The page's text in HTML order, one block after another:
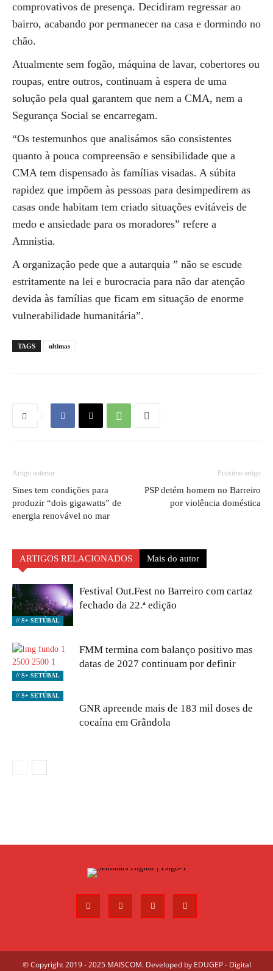
comprovativos de presença. Decidiram regressar ao
bairro, acabando por permanecer na casa e dormindo no
chão.
Atualmente sem fogão, máquina de lavar, cobertores ou
roupas, entre outros, continuam à espera de uma
solução pela qual garantem que nem a CMA, nem a
Segurança Social se encarregam.
“Os testemunhos que analisámos são consistentes
quanto à pouca compreensão e sensibilidade que a
CMA tem dispensado às famílias visadas. A súbita
rapidez que impõem às pessoas para desimpedirem as
casas onde habitam tem criado situações evitáveis de
medo e ansiedade para os moradores” refere a
Amnistia.
A organização pede que a autarquia ” não se escude
estritamente na lei e burocracia para não dar atenção
devida às famílias que ficam em situação de enorme
vulnerabilidade humanitária”.
TAGS ultimas
Artigo anterior
Sines tem condições para
produzir “dois gigawatts” de
energia renovável no mar
Próximo artigo
PSP detém homem no Barreiro
por violência doméstica
ARTIGOS RELACIONADOS Mais do autor
// S+ SETÚBAL
Festival Out.Fest no Barreiro com cartaz
fechado da 22.ª edição
// S+ SETÚBAL
FMM termina com balanço positivo mas
datas de 2027 continuam por definir
// S+ SETÚBAL
GNR apreende mais de 183 mil doses de
cocaína em Grândola
© Copyright 2019 - 2025 MAISCOM. Developed by EDUGEP - Digital